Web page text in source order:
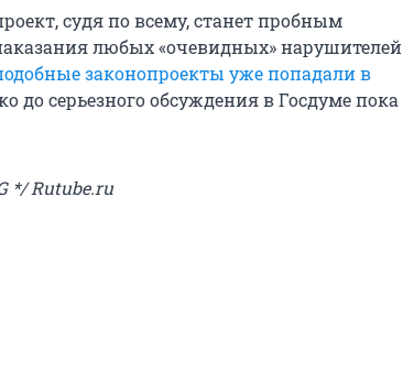
судя по всему, станет пробным
любых «очевидных» нарушителей
законопроекты уже попадали в
до серьезного обсуждения в Госдуме пока
*/ Rutube.ru